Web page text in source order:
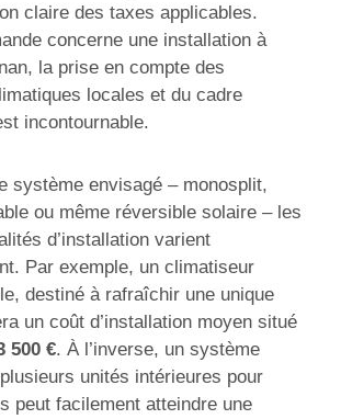
claire des taxes applicables.
concerne une installation à
la prise en compte des
locales et du cadre
incontournable.
système envisagé – monosplit,
ou même réversible solaire – les
d’installation varient
Par exemple, un climatiseur
destiné à rafraîchir une unique
un coût d’installation moyen situé
500 €. À l’inverse, un système
unités intérieures pour
peut facilement atteindre une